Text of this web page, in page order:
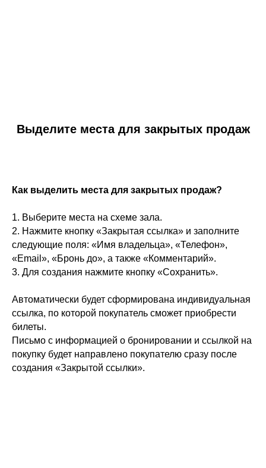
Выделите места для закрытых продаж
Как выделить места для закрытых продаж?
1. Выберите места на схеме зала.
2. Нажмите кнопку «Закрытая ссылка» и заполните
следующие поля: «Имя владельца», «Телефон»,
«Email», «Бронь до», а также «Комментарий».
3. Для создания нажмите кнопку «Сохранить».
Автоматически будет сформирована индивидуальная
ссылка, по которой покупатель сможет приобрести
билеты.
Письмо с информацией о бронировании и ссылкой на
покупку будет направлено покупателю сразу после
создания «Закрытой ссылки».